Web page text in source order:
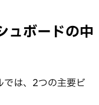
ュボードの中
では、2つの主要ビ